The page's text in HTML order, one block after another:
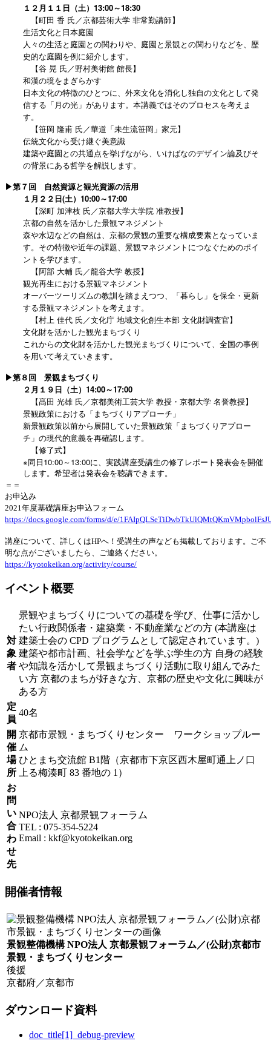
１２月１１日（土）13:00～18:30
【町田 香 氏／京都芸術大学 非常勤講師】
生活文化と日本庭園
人々の生活と庭園との関わりや、庭園と景観との関わりなどを、歴
史的な庭園を例に紹介します。
【谷 晃 氏／野村美術館 館長】
和漢の境をまぎらかす
日本文化の特徴のひとつに、外来文化を消化し独自の文化として発
信する「月の光」があります。本講義ではそのプロセスを考えま
す。
【笹岡 隆甫 氏／華道「未生流笹岡」家元】
伝統文化から受け継ぐ美意識
建築や庭園との共通点を挙げながら、いけばなのデザイン論及びそ
の背景にある哲学を解説します。
▶第７回 自然資源と観光資源の活用
１月２２日(土）10:00～17:00
【深町 加津枝 氏／京都大学大学院 准教授】
京都の自然を活かした景観マネジメント
森や水辺などの自然は、京都の景観の重要な構成要素となっていま
す。その特徴や近年の課題、景観マネジメントにつなぐためのポイ
ントを学びます。
【阿部 大輔 氏／龍谷大学 教授】
観光再生における景観マネジメント
オーバーツーリズムの教訓を踏まえつつ、「暮らし」を保全・更新
する景観マネジメントを考えます。
【村上 佳代 氏／文化庁 地域文化創生本部 文化財調査官】
文化財を活かした観光まちづくり
これからの文化財を活かした観光まちづくりについて、全国の事例
を用いて考えていきます。
▶第８回 景観まちづくり
２月１９日（土）14:00～17:00
【髙田 光雄 氏／京都美術工芸大学 教授・京都大学 名誉教授】
景観政策における「まちづくりアプローチ」
新景観政策以前から展開していた景観政策「まちづくりアプロー
チ」の現代的意義を再確認します。
【修了式】
※ 同日 10:00～ 13:00に、実践講座受講生の修了レポート発表会を開催
します。希望者は発表会を聴講できます。
＝＝
お申込み
2021年度基礎講座お申込フォーム
https://docs.google.com/forms/d/e/
講座について、詳しくはHPへ！受講生の声なども掲載しております。
ご不
明な点がございましたら、ご連絡ください。
https://kyotokeikan.org/activity/course/
イベント概要
対
象
者
景観やまちづくりについての基礎を学び、仕事に活かし
たい行政関係者・建築業・不動産業などの方 (本講座は
建築士会の CPD プログラムとして認定されています。)
建築や都市計画、社会学などを学ぶ学生の方 自身の経験
や知識を活かして景観まちづくり活動に取り組んでみた
い方 京都のまちが好きな方、京都の歴史や文化に興味が
ある方
定
員
40名
開
催
場
所
京都市景観・まちづくりセンター ワークショップルー
ム
ひとまち交流館 B1階（京都市下京区西木屋町通上ノ口
上る梅湊町 83 番地の 1）
お
問
い
合
わ
せ
先
NPO法人 京都景観フォーラム
TEL : 075-354-5224
Email : kkf@kyotokeikan.org
開催者情報
景観整備機構 NPO法人 京都景観フォーラム／(公財)京都市
景観・まちづくりセンター
後援
京都府／京都市
ダウンロード資料
doc_title[1]_debug-preview